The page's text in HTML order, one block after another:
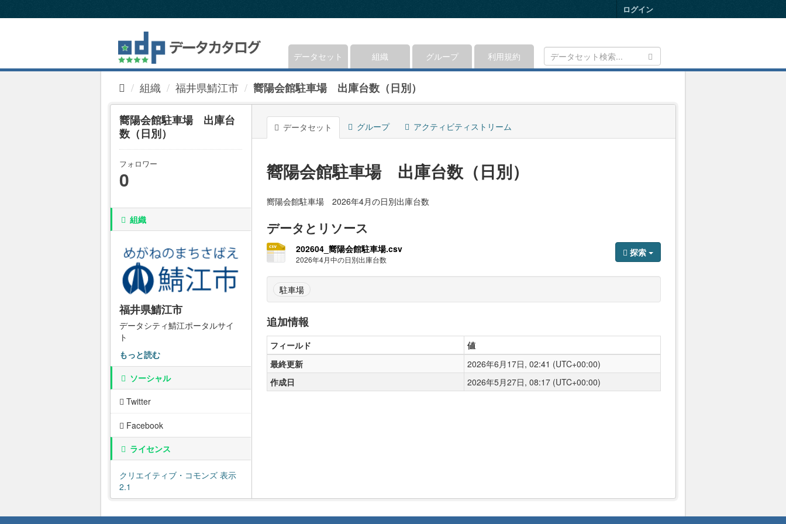
キ
ログイン
データセット 組織 グループ 利用規約
組織 福井県鯖江市 嚮陽会館駐車場 出庫台数（日別）
嚮陽会館駐車場 出庫台
数（日別）
フォロワー
0
組織
福井県鯖江市
データシティ鯖江ポータルサイ
ト
もっと読む
ソーシャル
Twitter
Facebook
ライセンス
クリエイティブ・コモンズ 表示
2.1
データセット グループ アクティビティストリーム
嚮陽会館駐車場 出庫台数（日別）
嚮陽会館駐車場 2026年4月の日別出庫台数
データとリソース
202604_嚮陽会館駐車場.csv
2026年4月中の日別出庫台数
探索
駐車場
追加情報
フィールド
値
最終更新
2026年6月17日, 02:41 (UTC+00:00)
作成日
2026年5月27日, 08:17 (UTC+00:00)